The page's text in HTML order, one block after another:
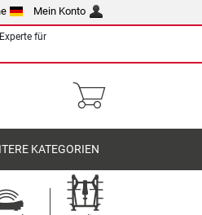
Mein Konto
für
KATEGORIEN